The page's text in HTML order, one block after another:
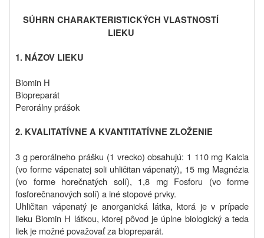
SÚHRN CHARAKTERISTICKÝCH VLASTNOSTÍ
LIEKU
1. NÁZOV LIEKU
Biomin H
Biopreparát
Perorálny prášok
2. KVALITATÍVNE A KVANTITATÍVNE ZLOŽENIE
3 g perorálneho prášku (1 vrecko) obsahujú: 1 110 mg Kalcia
(vo forme vápenatej soli uhličitan vápenatý), 15 mg Magnézia
(vo forme horečnatých solí), 1,8 mg Fosforu (vo forme
fosforečnanových solí) a iné stopové prvky.
Uhličitan vápenatý je anorganická látka, ktorá je v prípade
lieku Biomin H látkou, ktorej pôvod je úplne biologický a teda
liek je možné považovať za biopreparát.